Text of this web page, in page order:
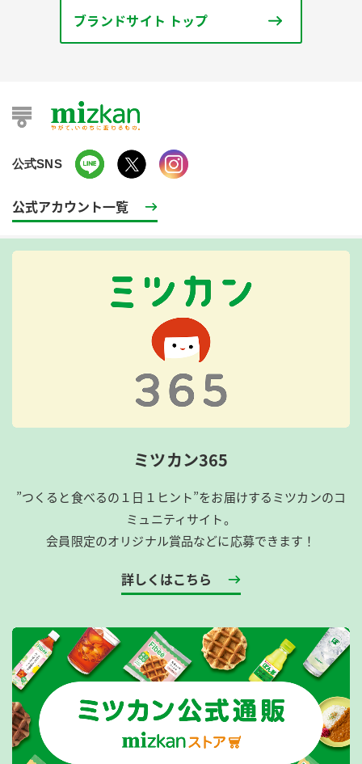
ブランドサイト トップ
公式SNS
公式アカウント一覧
ミツカン365
”つくると食べるの１日１ヒント”をお届けするミツカンのコ
ミュニティサイト。
会員限定のオリジナル賞品などに応募できます！
詳しくはこちら